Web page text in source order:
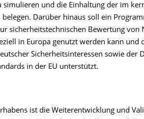
simulieren und die Einhaltung der im
Darüber hinaus soll ein
sicherheitstechnischen Bewertung von
in Europa genutzt werden kann und
Sicherheitsinteressen sowie der
in der EU unterstützt.
ist die Weiterentwicklung und